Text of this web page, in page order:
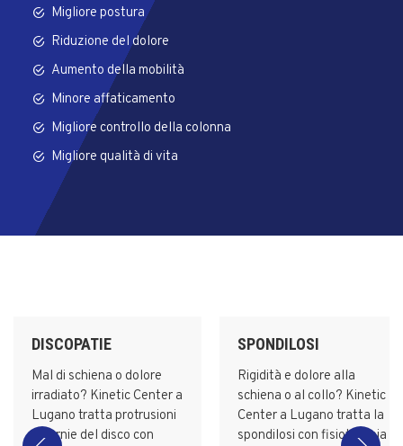
Migliore postura
Riduzione del dolore
Aumento della mobilità
Minore affaticamento
Migliore controllo della colonna
Migliore qualità di vita
DISCOPATIE
Mal di schiena o dolore
irradiato? Kinetic Center a
Lugano tratta protrusioni
ed ernie del disco con
SPONDILOSI
Rigidità e dolore alla
schiena o al collo? Kinetic
Center a Lugano tratta la
spondilosi con fisioterapia